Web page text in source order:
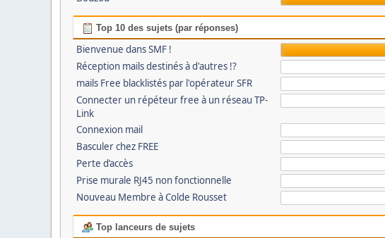
Top 10 des sujets (par réponses)
Bienvenue dans SMF !
Réception mails destinés à d'autres !?
mails Free blacklistés par l'opérateur SFR
Connecter un répéteur free à un réseau TP-
Link
Connexion mail
Basculer chez FREE
Perte d’accès
Prise murale RJ45 non fonctionnelle
Nouveau Membre à Colde Rousset
Top lanceurs de sujets